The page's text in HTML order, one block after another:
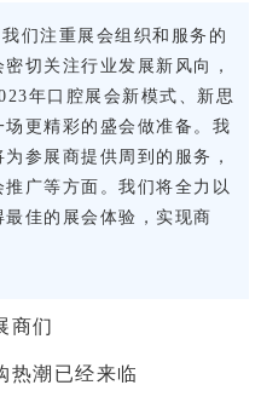
们注重展会组织和服务的
切关注行业发展新风向，
年口腔展会新模式、新思
更精彩的盛会做准备。我
参展商提供周到的服务，
广等方面。我们将全力以
佳的展会体验，实现商
商们
热潮已经来临